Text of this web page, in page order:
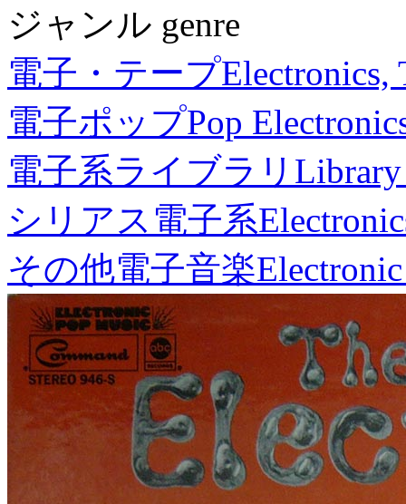
ジャンル genre
電子・テープElectronics,
電子ポップPop
電子系ライブラリ
シリアス電子系
その他電子音楽